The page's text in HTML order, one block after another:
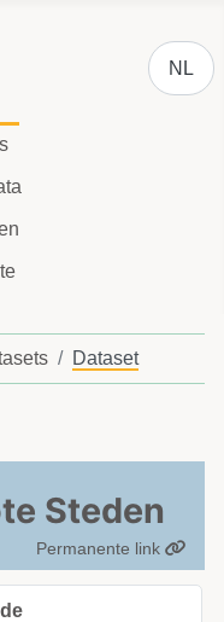
NL
Dataset
Steden
Permanente link